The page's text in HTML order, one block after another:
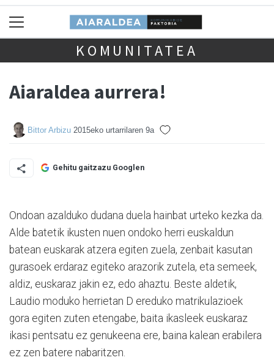
KOMUNITATEA
Aiaraldea aurrera!
Bittor Arbizu 2015eko urtarrilaren 9a
Gehitu gaitzazu Googlen
Ondoan azalduko dudana duela hainbat urteko kezka da.
Alde batetik ikusten nuen ondoko herri euskaldun
batean euskarak atzera egiten zuela, zenbait kasutan
gurasoek erdaraz egiteko arazorik zutela, eta semeek,
aldiz, euskaraz jakin ez, edo ahaztu. Beste aldetik,
Laudio moduko herrietan D ereduko matrikulazioek
gora egiten zuten etengabe, baita ikasleek euskaraz
ikasi pentsatu ez genukeena ere, baina kalean erabilera
ez zen batere nabaritzen.